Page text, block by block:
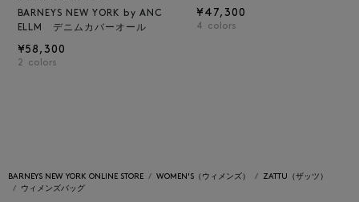
BARNEYS NEW YORK by ANC
ELLM デニムカバーオール
¥58,300
2 colors
¥47,300
4 colors
BARNEYS NEW YORK ONLINE STORE WOMEN'S（ウィメンズ）
ZATTU（ザッツ）
ウィメンズバッグ